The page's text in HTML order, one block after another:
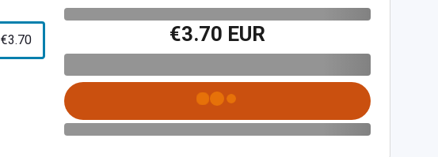
€3.70 €3.70 EUR